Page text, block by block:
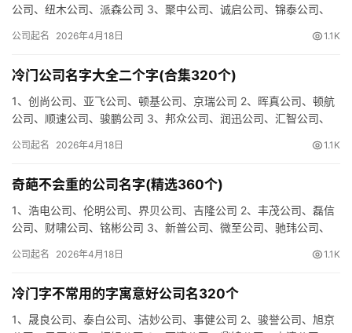
公司、纽木公司、派森公司 3、聚中公司、诚启公司、锦泰公司、
公司起名 2026年4月18日 1.1K
冷门公司名字大全二个字(合集320个)
1、创尚公司、亚飞公司、顿基公司、京瑞公司 2、晖真公司、顿航
公司、顺速公司、骏鹏公司 3、邦众公司、润迅公司、汇智公司、
公司起名 2026年4月18日 1.1K
奇葩不会重的公司名字(精选360个)
1、浩电公司、伦明公司、界贝公司、吉隆公司 2、丰茂公司、磊信
公司、财啸公司、铭彬公司 3、新普公司、微至公司、驰玮公司、
公司起名 2026年4月18日 1.1K
冷门字不常用的字寓意好公司名320个
1、晟良公司、泰白公司、洁妙公司、事健公司 2、骏誉公司、旭京